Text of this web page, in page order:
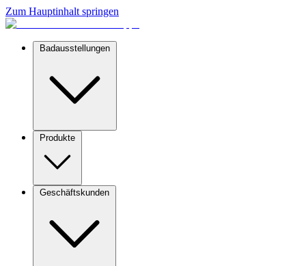
Zum Hauptinhalt springen
Badausstellungen
Produkte
Geschäftskunden